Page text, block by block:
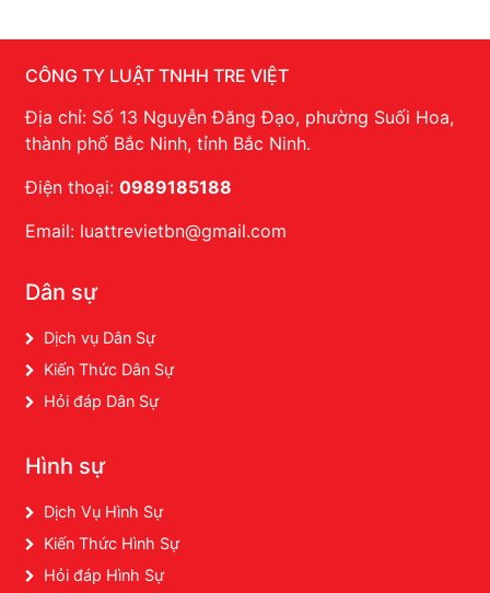
CÔNG TY LUẬT TNHH TRE VIỆT
Địa chỉ: Số 13 Nguyễn Đăng Đạo, phường Suối Hoa,
thành phố Bắc Ninh, tỉnh Bắc Ninh.
Điện thoại: 0989185188
Email: luattrevietbn@gmail.com
Dân sự
Dịch vụ Dân Sự
Kiến Thức Dân Sự
Hỏi đáp Dân Sự
Hình sự
Dịch Vụ Hình Sự
Kiến Thức Hình Sự
Hỏi đáp Hình Sự